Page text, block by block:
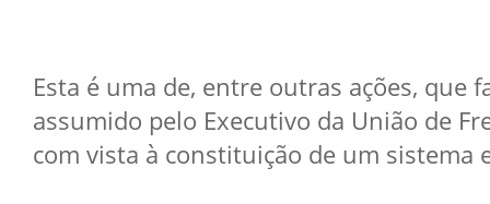
Esta é uma de, entre outras ações, que
assumido pelo Executivo da União de
com vista à constituição de um sistema